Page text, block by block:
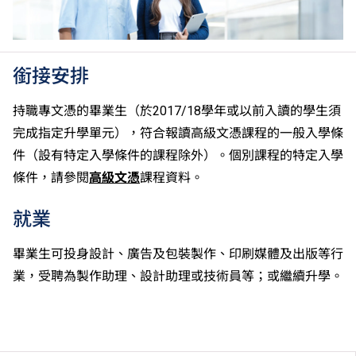
銜接安排
持職專文憑的畢業生（於2017/18學年或以前入讀的學生須
完成指定升學單元），符合報讀高級文憑課程的一般入學條
件（設有特定入學條件的課程除外）。個別課程的特定入學
條件，請參閱高級文憑課程資料。
就業
畢業生可投身設計、廣告及包裝製作、印刷媒體及出版等行
業，受聘為製作助理、設計助理或技術員等；或繼續升學。